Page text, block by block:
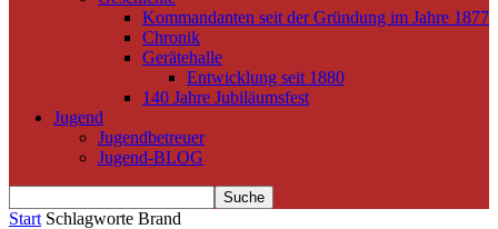
Kommandanten seit der Gründung im Jahre 1877
Chronik
Gerätehalle
Entwicklung seit 1880
140 Jahre Jubiläumsfest
Jugend
Jugendbetreuer
Jugend-BLOG
Start Schlagworte Brand